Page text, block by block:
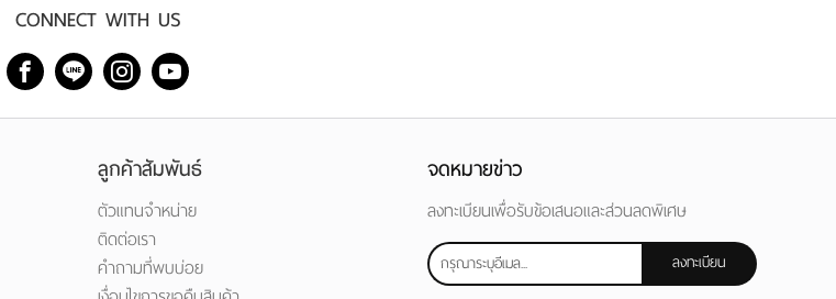
CONNECT WITH US
ลูกค้าสัมพันธ์
ตัวแทนจำหน่าย
ติดต่อเรา
คำถามที่พบบ่อย
จดหมายข่าว
ลงทะเบียนเพื่อรับข้อเสนอและส่วนลดพิเศษ
ลงทะเบียน